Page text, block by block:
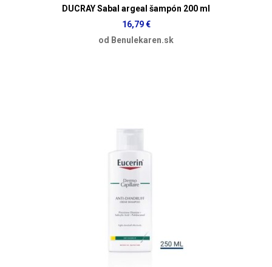
DUCRAY Sabal argeal šampón 200 ml
16,79 €
od Benulekaren.sk